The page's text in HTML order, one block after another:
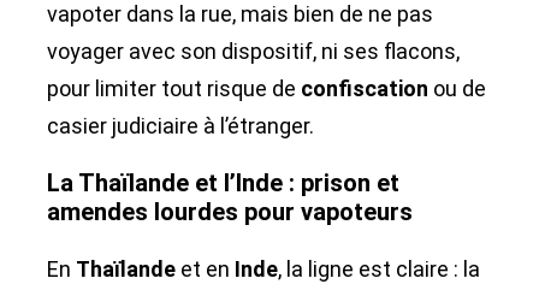
vapoter dans la rue, mais bien de ne pas
voyager avec son dispositif, ni ses flacons,
pour limiter tout risque de confiscation ou de
casier judiciaire à l’étranger.
La Thaïlande et l’Inde : prison et
amendes lourdes pour vapoteurs
En Thaïlande et en Inde, la ligne est claire : la